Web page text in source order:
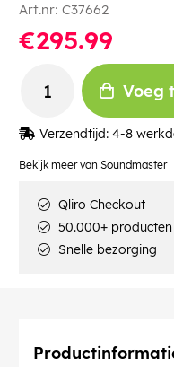
Bekijk meer van Soundmaster
Art.nr: C37662
€295.99
Voeg
Verzendtijd: 4-8
Qliro Checkout
50.000+ producten
Snelle bezorging